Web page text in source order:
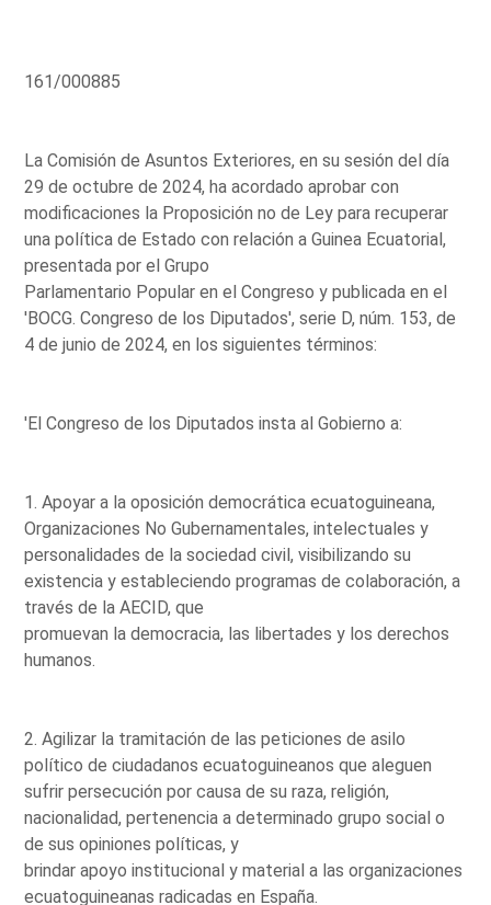
161/000885
La Comisión de Asuntos Exteriores, en su sesión del día
29 de octubre de 2024, ha acordado aprobar con
modificaciones la Proposición no de Ley para recuperar
una política de Estado con relación a Guinea Ecuatorial,
presentada por el Grupo
Parlamentario Popular en el Congreso y publicada en el
'BOCG. Congreso de los Diputados', serie D, núm. 153, de
4 de junio de 2024, en los siguientes términos:
'El Congreso de los Diputados insta al Gobierno a:
1. Apoyar a la oposición democrática ecuatoguineana,
Organizaciones No Gubernamentales, intelectuales y
personalidades de la sociedad civil, visibilizando su
existencia y estableciendo programas de colaboración, a
través de la AECID, que
promuevan la democracia, las libertades y los derechos
humanos.
2. Agilizar la tramitación de las peticiones de asilo
político de ciudadanos ecuatoguineanos que aleguen
sufrir persecución por causa de su raza, religión,
nacionalidad, pertenencia a determinado grupo social o
de sus opiniones políticas, y
brindar apoyo institucional y material a las organizaciones
ecuatoguineanas radicadas en España.